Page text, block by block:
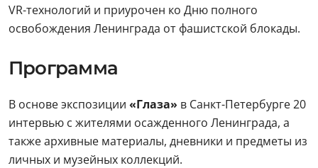
VR-технологий и приурочен ко Дню полного
освобождения Ленинграда от фашистской блокады.
Программа
В основе экспозиции «Глаза» в Санкт-Петербурге 20
интервью с жителями осажденного Ленинграда, а
также архивные материалы, дневники и предметы из
личных и музейных коллекций.